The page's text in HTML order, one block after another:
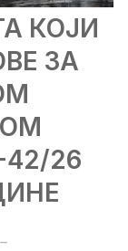
КОЈИ
ЗА
42/26